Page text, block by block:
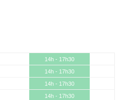
14h - 17h30
14h - 17h30
14h - 17h30
14h - 17h30